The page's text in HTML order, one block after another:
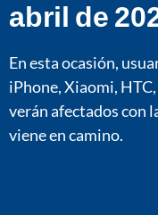
abril de
En esta ocasión,
iPhone, Xiaomi,
verán afectados con
viene en camino.